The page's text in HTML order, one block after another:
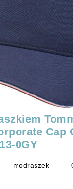
Cap
0GY
z
07/10/2026
modraszek